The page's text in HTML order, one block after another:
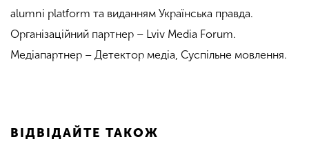
alumni platform та виданням Українська правда.
Організаційний партнер – Lviv Media Forum.
Медіапартнер – Детектор медіа, Суспільне мовлення.
ВІДВІДАЙТЕ ТАКОЖ